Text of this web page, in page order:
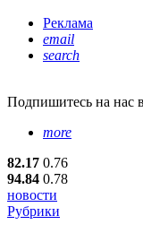
Реклама
email
search
Подпишитесь на нас
more
82.17 0.76
94.84 0.78
новости
Рубрики